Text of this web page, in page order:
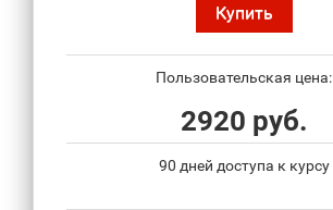
Купить
Пользовательская цена:
2920 руб.
90 дней доступа к курсу